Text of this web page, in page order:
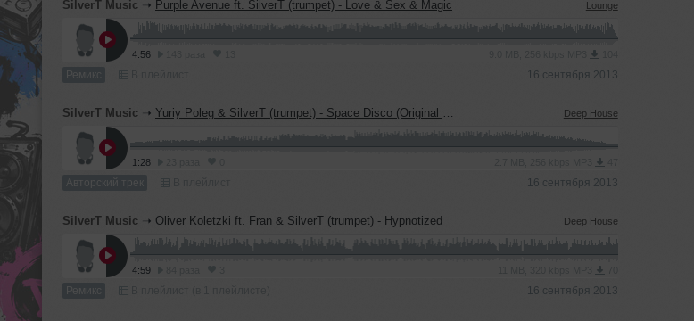
SilverT Music ➝ Purple Avenue ft. SilverT (trumpet) - Love & Sex & Magic Lounge
4:56
Ремикс 16 сентября 2013
SilverT Music ➝ Yuriy Poleg & SilverT (trumpet) - Space Disco (Original Mix) Deep House
1:28
Авторский трек 16 сентября 2013
SilverT Music ➝ Oliver Koletzki ft. Fran & SilverT (trumpet) - Hypnotized Deep House
4:59
Ремикс 16 сентября 2013